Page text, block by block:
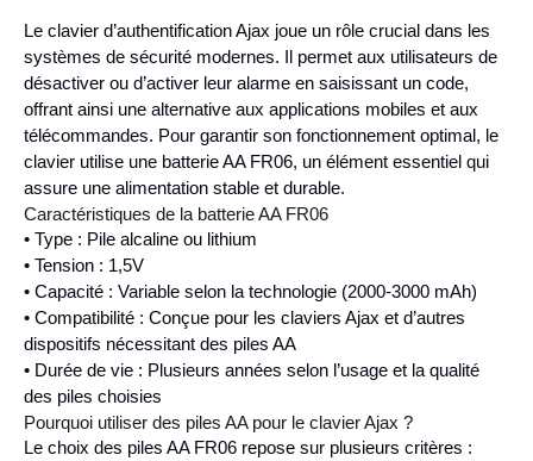
Le clavier d’authentification Ajax joue un rôle crucial dans les
systèmes de sécurité modernes. Il permet aux utilisateurs de
désactiver ou d’activer leur alarme en saisissant un code,
offrant ainsi une alternative aux applications mobiles et aux
télécommandes. Pour garantir son fonctionnement optimal, le
clavier utilise une batterie AA FR06, un élément essentiel qui
assure une alimentation stable et durable.
Caractéristiques de la batterie AA FR06
• Type : Pile alcaline ou lithium
• Tension : 1,5V
• Capacité : Variable selon la technologie (2000-3000 mAh)
• Compatibilité : Conçue pour les claviers Ajax et d’autres
dispositifs nécessitant des piles AA
• Durée de vie : Plusieurs années selon l’usage et la qualité
des piles choisies
Pourquoi utiliser des piles AA pour le clavier Ajax ?
Le choix des piles AA FR06 repose sur plusieurs critères :